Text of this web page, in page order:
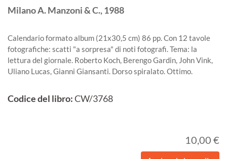
MilanoA. Manzoni & C.,1988
Calendario formato album (21x30,5 cm) 86 pp. Con 12 tavole
fotografiche: scatti "a sorpresa" di noti fotografi. Tema: la
lettura del giornale. Roberto Koch, Berengo Gardin, John Vink,
Uliano Lucas, Gianni Giansanti. Dorso spiralato. Ottimo.
Codice del libro:CW/3768
10,00 €